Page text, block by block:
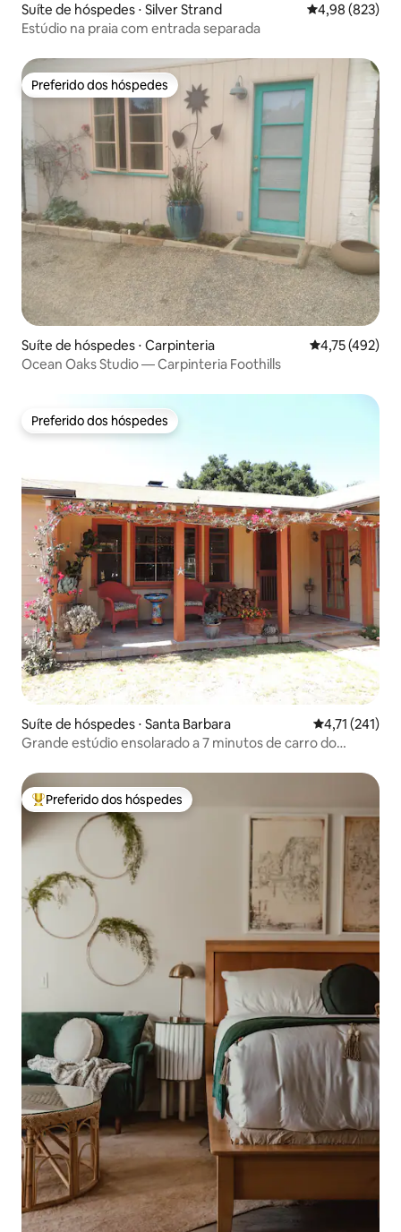
Suíte de hóspedes ⋅ Silver Strand 4,98 de uma
4,98 (823)
Estúdio na praia com entrada separada
Preferido dos hóspedes
Preferido dos hóspedes
Suíte de hóspedes ⋅ Carpinteria 4,75 de uma
4,75 (492)
Ocean Oaks Studio — Carpinteria Foothills
Preferido dos hóspedes
Preferido dos hóspedes
Suíte de hóspedes ⋅ Santa Barbara 4,71 de uma
4,71 (241)
Grande estúdio ensolarado a 7 minutos de carro do
Entre os melhores preferidos dos hóspedes
Preferido dos hóspedes